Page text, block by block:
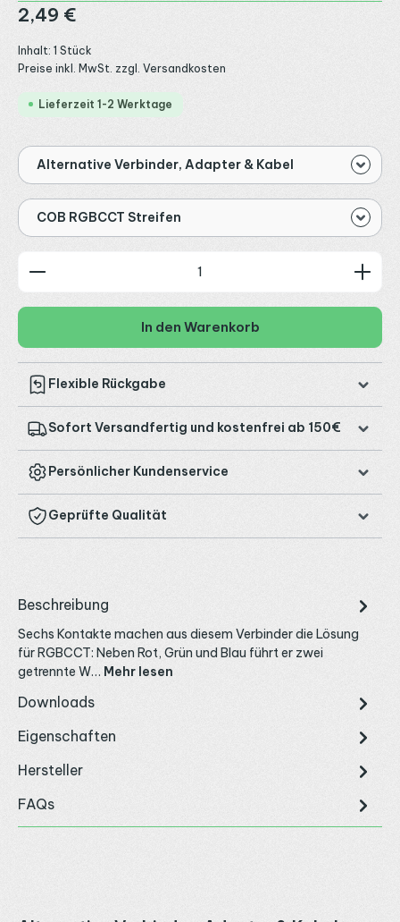
Regulärer Preis:
2,49 €
Inhalt: 1 Stück
Preise inkl. MwSt. zzgl. Versandkosten
Lieferzeit 1-2 Werktage
Alternative Verbinder, Adapter & Kabel
COB RGBCCT Streifen
Produkt Anzahl: Gib den gewünschten Wert ein
In den Warenkorb
Flexible Rückgabe
Sofort Versandfertig und kostenfrei ab 150€
Persönlicher Kundenservice
Geprüfte Qualität
Beschreibung
Sechs Kontakte machen aus diesem Verbinder die Lösung
für RGBCCT: Neben Rot, Grün und Blau führt er zwei
getrennte W… Mehr lesen
Downloads
Eigenschaften
Hersteller
FAQs